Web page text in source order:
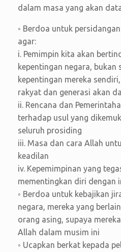
dalam masa yang akan
◦ Berdoa untuk
agar:
i. Pemimpin kita akan
kepentingan negara, bukan
kepentingan mereka
rakyat dan generasi akan
ii. Rencana dan
terhadap usul yang
seluruh prosiding
iii. Masa dan cara Allah
keadilan
iv. Kepemimpinan yang
mementingkan diri dengan
◦ Berdoa untuk kebajikan
negara, mereka yang
orang asing, supaya
Allah dalam musim ini
◦ Ucapkan berkat kepada